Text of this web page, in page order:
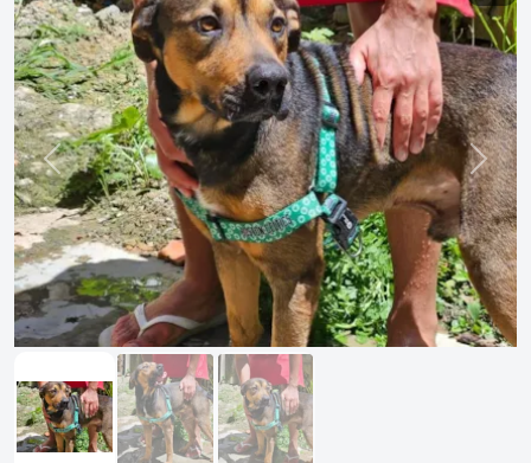
Previous Next